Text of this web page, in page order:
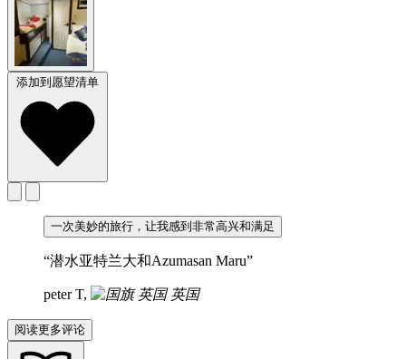
添加到愿望清单
一次美妙的旅行，让我感到非常高兴和满足
“潜水亚特兰大和Azumasan Maru”
peter T, 英国
阅读更多评论